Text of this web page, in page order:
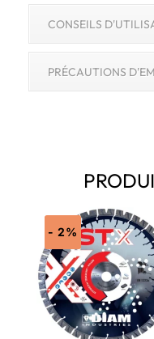
CONSEILS
PRÉCAUTIONS
- 2%